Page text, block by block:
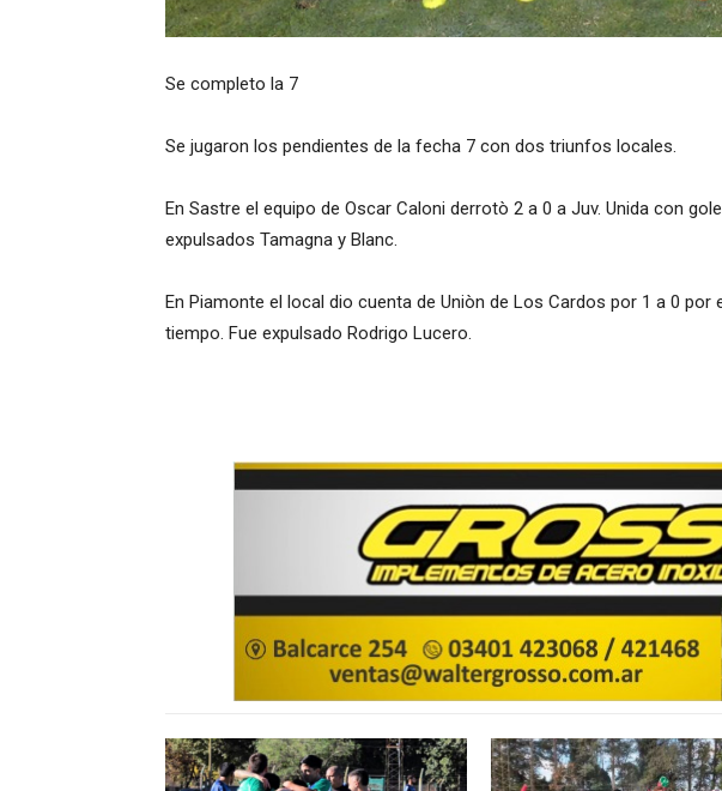
Se completo la 7
Se jugaron los pendientes de la fecha 7 con dos triunfos locales.
En Sastre el equipo de Oscar Caloni derrotò 2 a 0 a Juv. Unida con
expulsados Tamagna y Blanc.
En Piamonte el local dio cuenta de Uniòn de Los Cardos por 1 a 0 por
tiempo. Fue expulsado Rodrigo Lucero.